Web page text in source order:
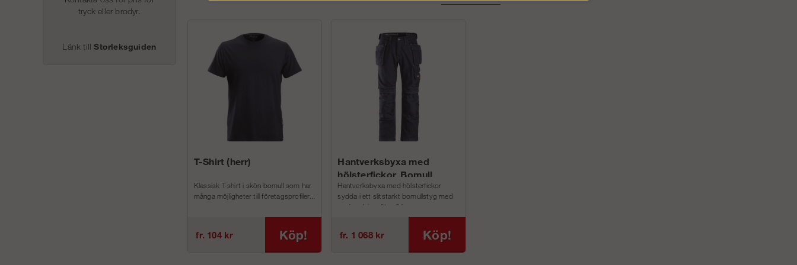
tryck eller brodyr.
Länk till Storleksguiden
T-Shirt (herr)
Klassisk T-shirt i skön bomull som har
många möjligheter till företagsprofiler...
fr. 104 kr Köp!
Hantverksbyxa med
hölsterfickor, Bomull
(herr)
Hantverksbyxa med hölsterfickor
sydda i ett slitstarkt bomullstyg med
god andningsförm&#...
fr. 1 068 kr Köp!